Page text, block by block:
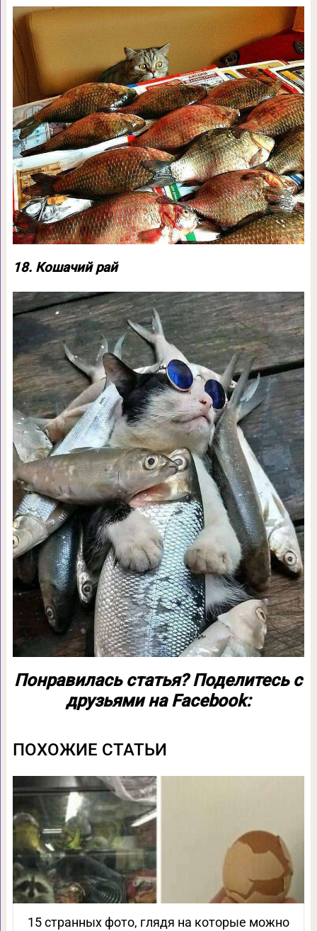
18. Кошачий рай
Понравилась статья? Поделитесь с
друзьями на Facebook:
ПОХОЖИЕ СТАТЬИ
15 странных фото, глядя на которые можно